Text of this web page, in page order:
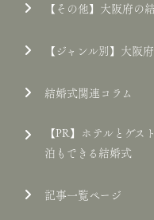
【その他】大阪府の
【ジャンル別】大阪
結婚式関連コラム
【PR】ホテルとゲス
泊もできる結婚式
記事一覧ページ